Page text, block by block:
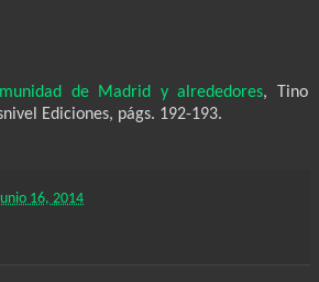
de Madrid y alrededores, Tino
Ediciones, págs. 192-193.
16, 2014